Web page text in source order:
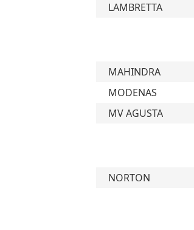
LAMBRETTA
MAHINDRA
MODENAS
MV AGUSTA
NORTON